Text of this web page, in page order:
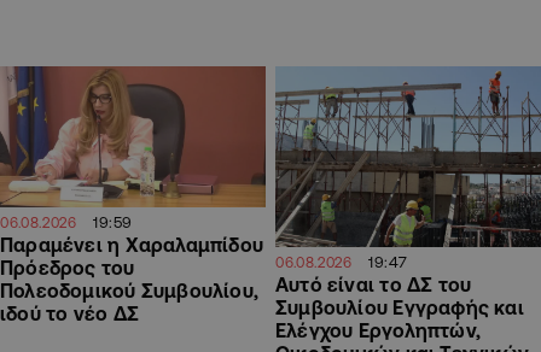
06.08.2026 19:59
Παραμένει η Χαραλαμπίδου
Πρόεδρος του
Πολεοδομικού Συμβουλίου,
ιδού το νέο ΔΣ
06.08.2026 19:47
Αυτό είναι το ΔΣ του
Συμβουλίου Εγγραφής και
Ελέγχου Εργοληπτών,